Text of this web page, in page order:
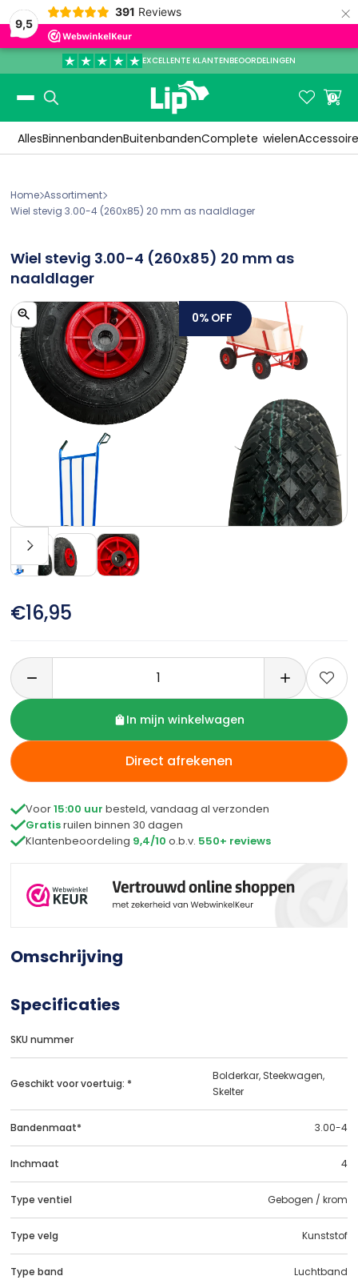
9,5
391 Reviews ×
EXCELLENTE KLANTENBEOORDELINGEN
Slide 3 of 3.
 
0
AllesBinnenbandenBuitenbandenComplete wielen
HomeAssortiment
Wiel stevig 3.00-4 (260x85) 20 mm as naaldlager
Wiel stevig 3.00-4 (260x85) 20 mm as
naaldlager
0% OFF
€16,95

In mijn winkelwagen
Direct afrekenen
Voor15:00 uur besteld, vandaag al verzonden
Gratisruilen binnen 30 dagen
Klantenbeoordeling 9,4/10 o.b.v. 550+ reviews
Omschrijving
Specificaties
SKU nummer
Geschikt voor voertuig: *
Bolderkar, Steekwagen,
Skelter
Bandenmaat* 3.00-4
Inchmaat 4
Type ventiel Gebogen / krom
Type velg Kunststof
Type band Luchtband